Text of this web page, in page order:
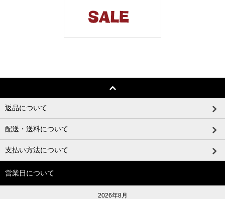
返品について
配送・送料について
支払い方法について
営業日について
2026年8月